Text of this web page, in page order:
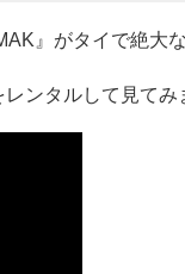
』がタイで絶大
レンタルして見てみ